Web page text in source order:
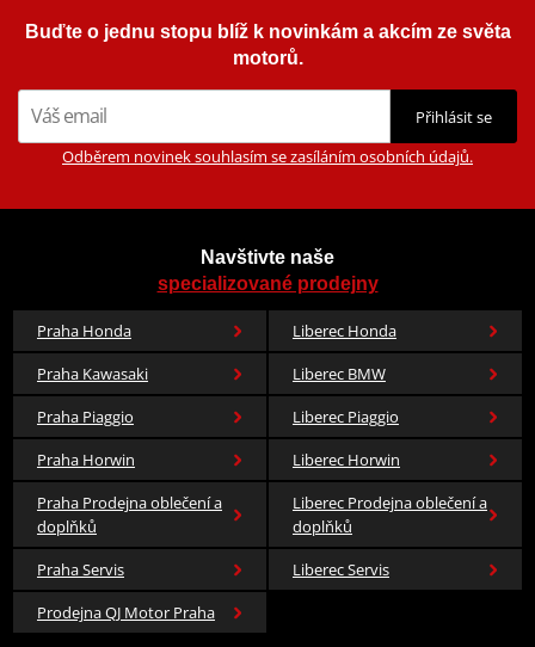
Buďte o jednu stopu blíž k novinkám a akcím ze světa
motorů.
Přihlásit se
Odběrem novinek souhlasím se zasíláním osobních údajů.
Navštivte naše
specializované prodejny
Praha Honda
Liberec Honda
Praha Kawasaki
Liberec BMW
Praha Piaggio
Liberec Piaggio
Praha Horwin
Liberec Horwin
Praha Prodejna oblečení a
doplňků
Liberec Prodejna oblečení a
doplňků
Praha Servis
Liberec Servis
Prodejna QJ Motor Praha